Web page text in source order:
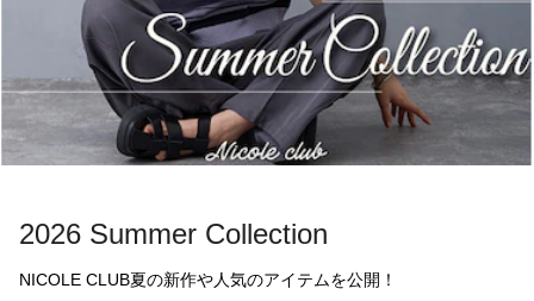
2026 Summer Collection
NICOLE CLUB夏の新作や人気のアイテムを公開！